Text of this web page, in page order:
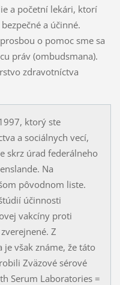
a početní lekári, ktorí
a účinné.
o pomoc sme sa
práv (ombudsmana).
zdravotníctva
ktorý ste
a sociálnych vecí,
skrz úrad federálneho
Na
pôvodnom liste.
účinnosti
vakcíny proti
Z
však známe, že táto
Zväzové sérové
Serum Laboratories =